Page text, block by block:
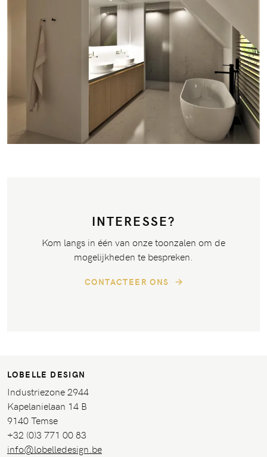
INTERESSE?
Kom langs in één van onze toonzalen om de
mogelijkheden te bespreken.
CONTACTEER ONS
LOBELLE DESIGN
Industriezone 2944
Kapelanielaan 14 B
9140 Temse
+32 (0)3 771 00 83
info@lobelledesign.be